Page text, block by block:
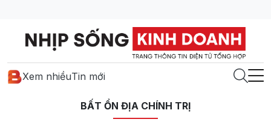
Xem nhiềuTin mới
BẤT ỔN ĐỊA CHÍNH TRỊ